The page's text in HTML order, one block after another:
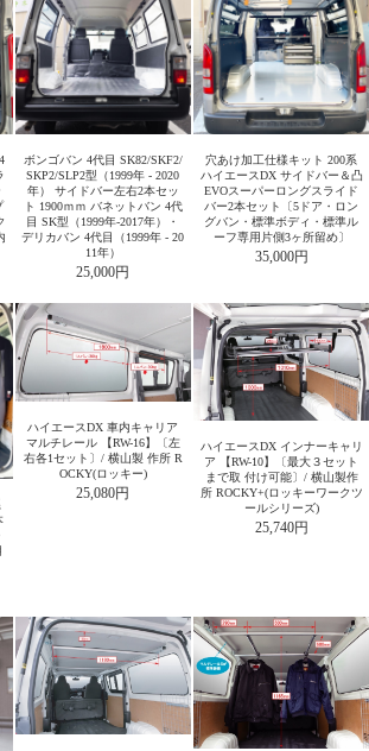
ボンゴバン 4代目 SK82/SKF2/
SKP2/SLP2型（1999年 - 2020
年） サイドバー左右2本セッ
ト 1900ｍｍ バネットバン 4代
目 SK型（1999年-2017年）・
デリカバン 4代目（1999年 - 20
11年）
25,000円
穴あけ加工仕様キット 200系
ハイエースDX サイドバー＆凸
EVOスーパーロングスライド
バー2本セット〔5ドア・ロン
グバン・標準ボディ・標準ル
ーフ専用片側3ヶ所留め〕
35,000円
ハイエースDX 車内キャリア
マルチレール 【RW-16】〔左
右各1セット〕/ 横山製 作所 R
OCKY(ロッキー)
25,080円
ハイエースDX インナーキャリ
ア 【RW-10】〔最大３セット
まで取 付け可能〕/ 横山製作
所 ROCKY+(ロッキーワークツ
ールシリーズ)
25,740円